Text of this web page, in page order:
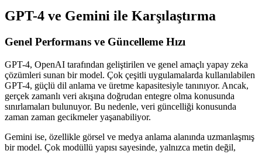
GPT-4 ve Gemini ile Karşılaştırma
Genel Performans ve Güncelleme Hızı
GPT-4, OpenAI tarafından geliştirilen ve genel amaçlı yapay zeka
çözümleri sunan bir model. Çok çeşitli uygulamalarda kullanılabilen
GPT-4, güçlü dil anlama ve üretme kapasitesiyle tanınıyor. Ancak,
gerçek zamanlı veri akışına doğrudan entegre olma konusunda
sınırlamaları bulunuyor. Bu nedenle, veri güncelliği konusunda
zaman zaman gecikmeler yaşanabiliyor.
Gemini ise, özellikle görsel ve medya anlama alanında uzmanlaşmış
bir model. Çok modüllü yapısı sayesinde, yalnızca metin değil,